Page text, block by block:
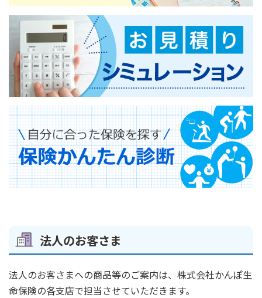
よくあるご質問に自動でお答えいたします。
解決しなかった場合は、コミュニケ―ターがチャットにて
質問にお答えいたします。
（営業時間：平日 9：00～17：00）
コミュニケーターによるチャット対応を希望
混雑状況によりコミュニケーターにお繋ぎできない場合がありま
法人のお客さま
法人のお客さまへの商品等のご案内は、株式会社かんぽ生
命保険の各支店で担当させていただきます。